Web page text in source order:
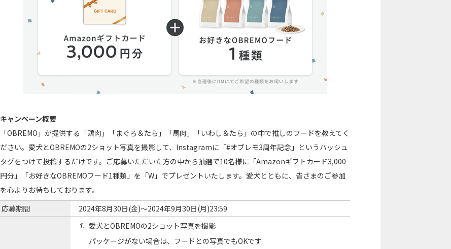
キャンペーン概要
「OBREMO」が提供する「鶏肉」「まぐろ＆たら」「馬肉」「いわし＆たら」の中で推しのフードを教えてく
ださい。愛犬とOBREMOの2ショット写真を撮影して、Instagramに「#オブレモ3周年記念」というハッシュ
タグをつけて投稿するだけです。ご応募いただいた方の中から抽選で10名様に「Amazonギフトカード3,000
円分」「お好きなOBREMOフード1種類」を「W」でプレゼントいたします。愛犬とともに、皆さまのご参加
を心よりお待ちしております。
応募期間
2024年8月30日(金)〜2024年9月30日(月)23:59
愛犬とOBREMOの2ショット写真を撮影
パッケージがない場合は、フードとの写真でもOKです